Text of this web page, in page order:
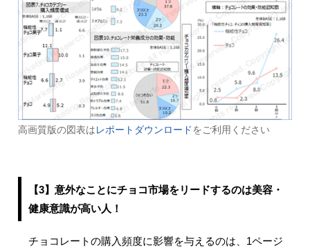
高画質版の図表は レポートダウンロード をご利用ください
【3】意外なことにチョコ市場をリードするのは美容・
健康意識が高い人！
チョコレートの購入頻度に影響を与えるのは、1ページ